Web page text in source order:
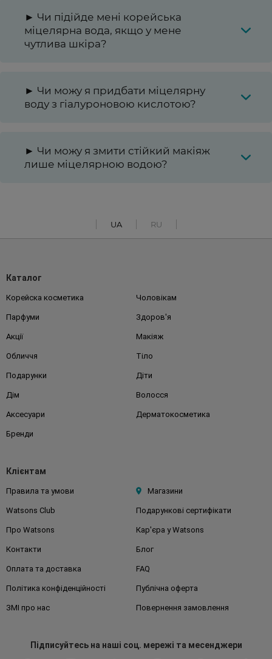
► Чи підійде мені корейська
міцелярна вода, якщо у мене
чутлива шкіра?
► Чи можу я придбати міцелярну
воду з гіалуроновою кислотою?
► Чи можу я змити стійкий макіяж
лише міцелярною водою?
UA RU
Каталог
Корейска косметика Чоловікам
Парфуми Здоров'я
Акції Макіяж
Обличчя Тіло
Подарунки Діти
Дім Волосся
Аксесуари Дерматокосметика
Бренди
Клієнтам
Правила та умови Магазини
Watsons Club Подарункові сертифікати
Про Watsons Кар'єра у Watsons
Контакти Блог
Оплата та доставка FAQ
Політика конфіденційності Публічна оферта
ЗМІ про нас Повернення замовлення
Підписуйтесьна наші соц. мережі та месенджери